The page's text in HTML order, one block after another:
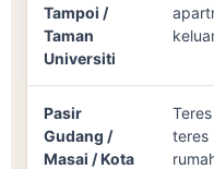
Tampoi /
Taman
Universiti
Pasir
Gudang /
Masai / Kota
teres